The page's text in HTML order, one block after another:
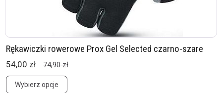
Rękawiczki rowerowe Prox Gel Selected czarno-szare
54,00 zł 74,90 zł
Wybierz opcje